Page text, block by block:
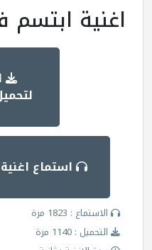
اغنية ابتسم
استماع
الاستماع : 1823 مرة
التحميل : 1140 مرة